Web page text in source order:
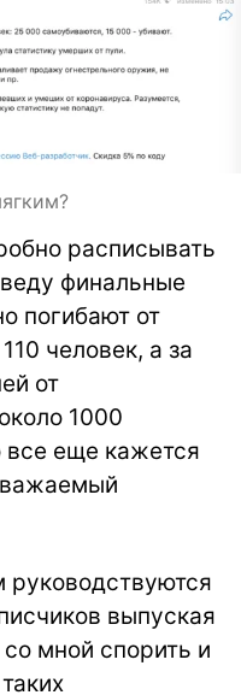
расписывать
финальные
погибают от
человек, а за
от
1000
все еще кажется
выпуская
мной спорить и